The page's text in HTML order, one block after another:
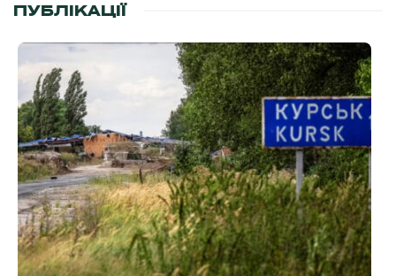
ПУБЛІКАЦІЇ